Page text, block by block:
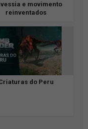
e movimento
reinventados
do Peru